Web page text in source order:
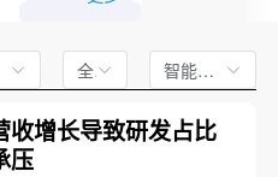
全文 智能排序
收增长导致研发占比
压